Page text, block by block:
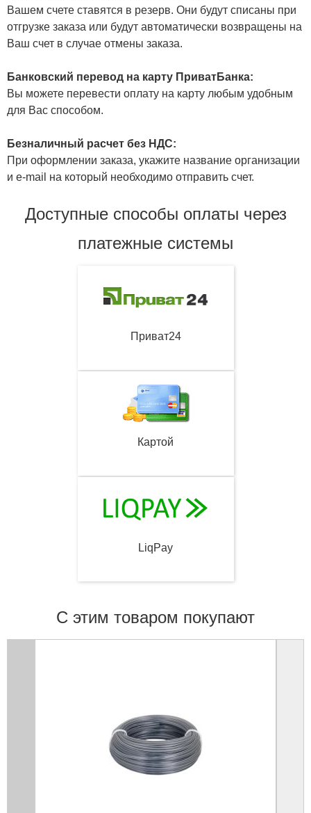
Вашем счете ставятся в резерв. Они будут списаны при
отгрузке заказа или будут автоматически возвращены на
Ваш счет в случае отмены заказа.
Банковский перевод на карту ПриватБанка:
Вы можете перевести оплату на карту любым удобным
для Вас способом.
Безналичный расчет без НДС:
При оформлении заказа, укажите название организации
и e-mail на который необходимо отправить счет.
Доступные способы оплаты через
платежные системы
Приват24
Картой
LiqPay
С этим товаром покупают